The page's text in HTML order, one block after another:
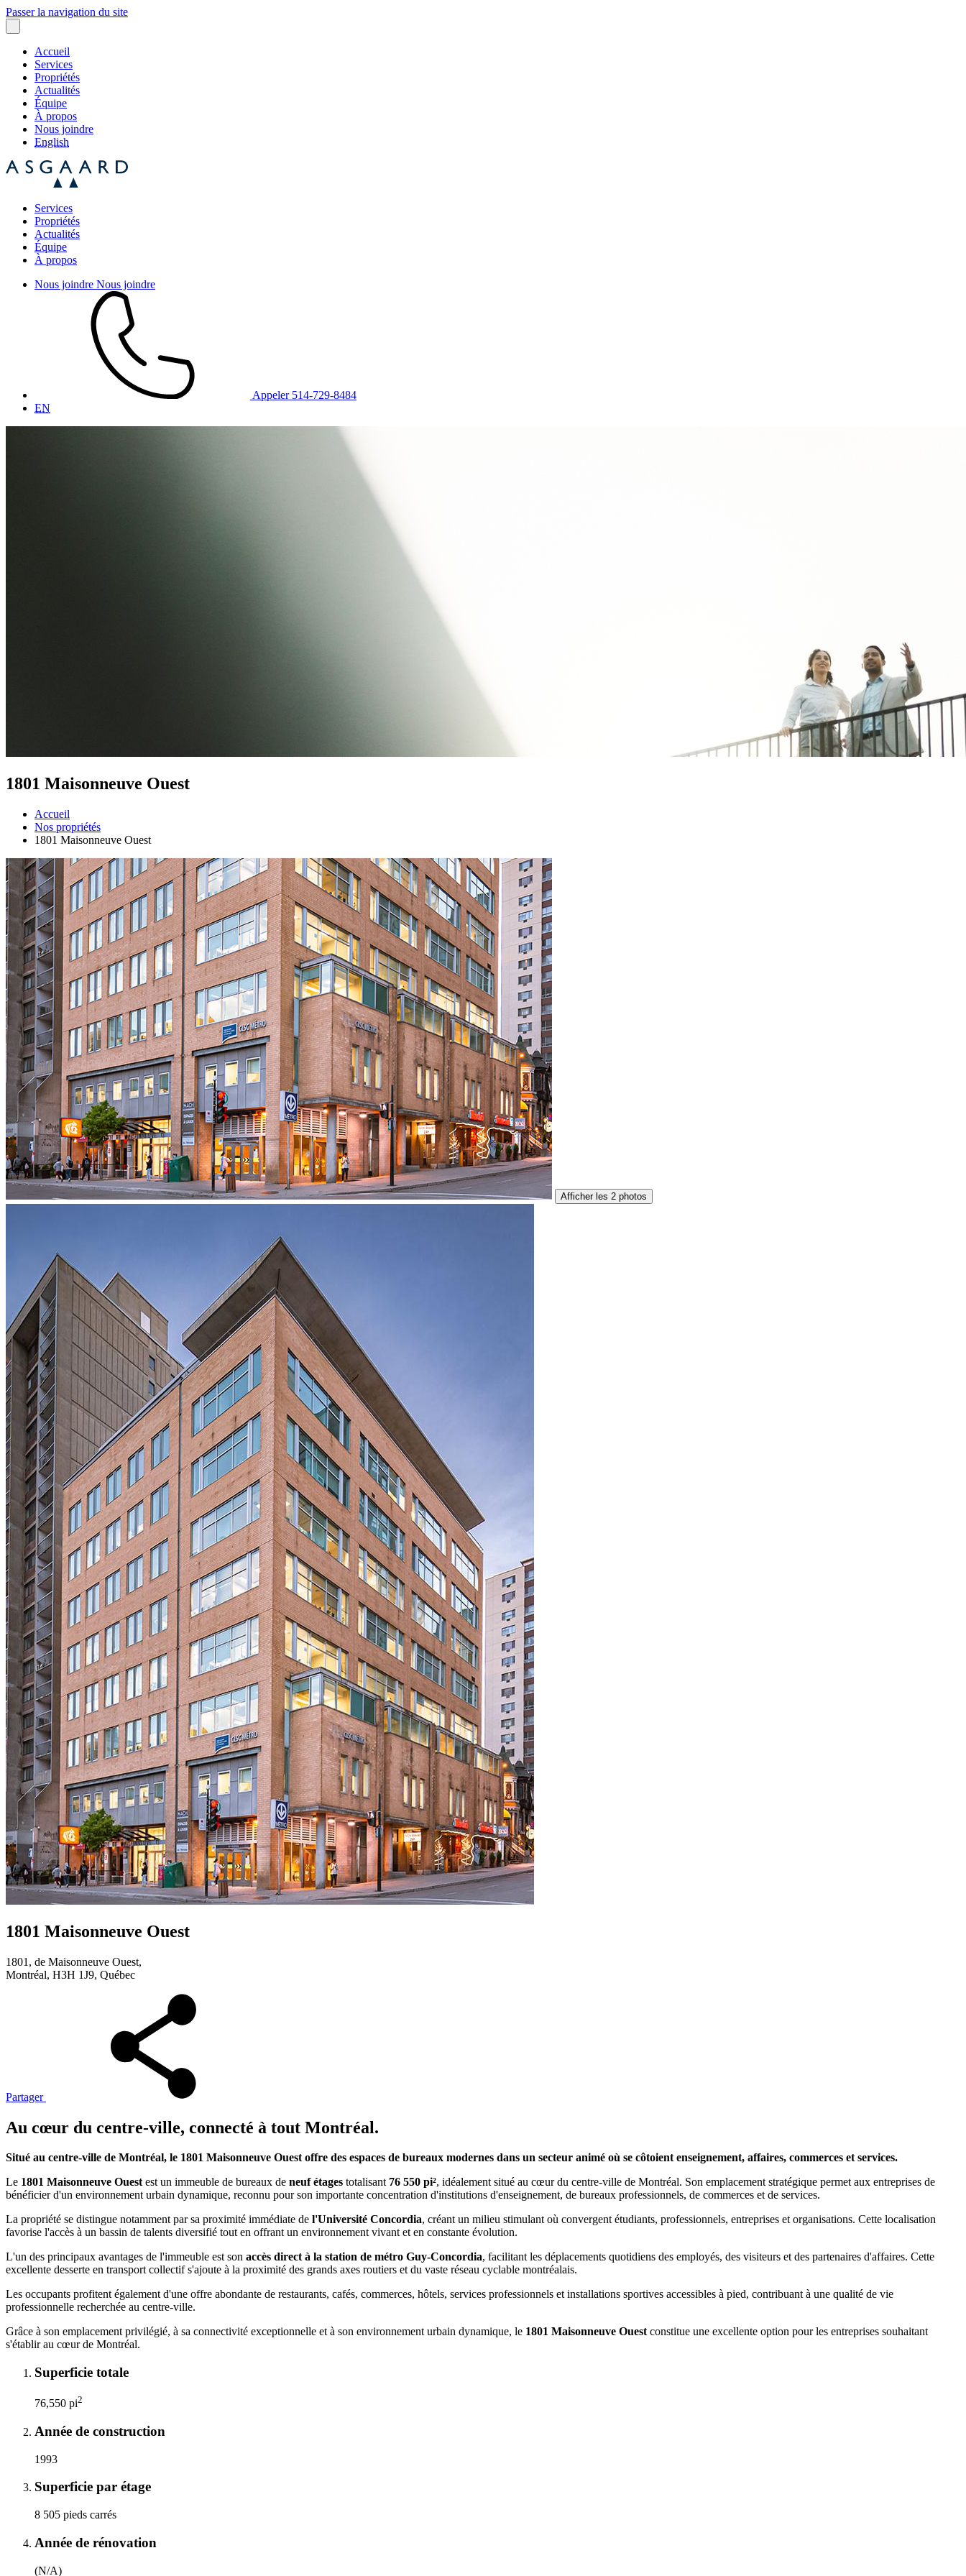
Passer la navigation du site
Accueil
Services
Propriétés
Actualités
Équipe
À propos
Nous joindre
English
Services
Propriétés
Actualités
Équipe
À propos
Nous joindre Nous joindre
Appeler 514-729-8484
EN
1801 Maisonneuve Ouest
Accueil
Nos propriétés
1801 Maisonneuve Ouest
Afficher les 2 photos
1801 Maisonneuve Ouest
1801, de Maisonneuve Ouest,
Montréal, H3H 1J9, Québec
Partager
Au cœur du centre-ville, connecté à tout Montréal.
Situé au centre-ville de Montréal, le 1801 Maisonneuve Ouest offre des espaces de bureaux modernes dans un secteur animé où se côtoient enseignement, affaires, commerces et services.
Le 1801 Maisonneuve Ouestest un immeuble de bureaux de neuf étages totalisant 76 550 pi², idéalement situé au cœur du centre-ville de Montréal. Son emplacement stratégique permet aux entreprises de
bénéficier d'un environnement urbain dynamique, reconnu pour son importante concentration d'institutions d'enseignement, de bureaux professionnels, de commerces et de services.
La propriété se distingue notamment par sa proximité immédiate de l'Université Concordia, créant un milieu stimulant où convergent étudiants, professionnels, entreprises et organisations. Cette localisation
favorise l'accès à un bassin de talents diversifié tout en offrant un environnement vivant et en constante évolution.
L'un des principaux avantages de l'immeuble est son accès direct à la station de métro Guy-Concordia, facilitant les déplacements quotidiens des employés, des visiteurs et des partenaires d'affaires. Cette
excellente desserte en transport collectif s'ajoute à la proximité des grands axes routiers et du vaste réseau cyclable montréalais.
Les occupants profitent également d'une offre abondante de restaurants, cafés, commerces, hôtels, services professionnels et installations sportives accessibles à pied, contribuant à une qualité de vie
professionnelle recherchée au centre-ville.
Grâce à son emplacement privilégié, à sa connectivité exceptionnelle et à son environnement urbain dynamique, le 1801 Maisonneuve Ouestconstitue une excellente option pour les entreprises souhaitant
s'établir au cœur de Montréal.
Superficie totale
76,550 pi2
Année de construction
1993
Superficie par étage
8 505 pieds carrés
Année de rénovation
(N/A)